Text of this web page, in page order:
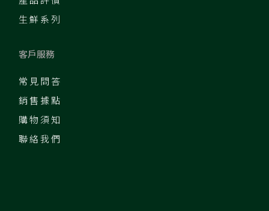
生鮮系列
客戶服務
常見問答
銷售據點
購物須知
聯絡我們